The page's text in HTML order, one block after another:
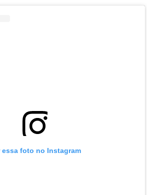
essa foto no Instagram